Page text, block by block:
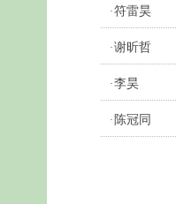
·符雷昊
·谢昕哲
·李昊
· 陈冠同